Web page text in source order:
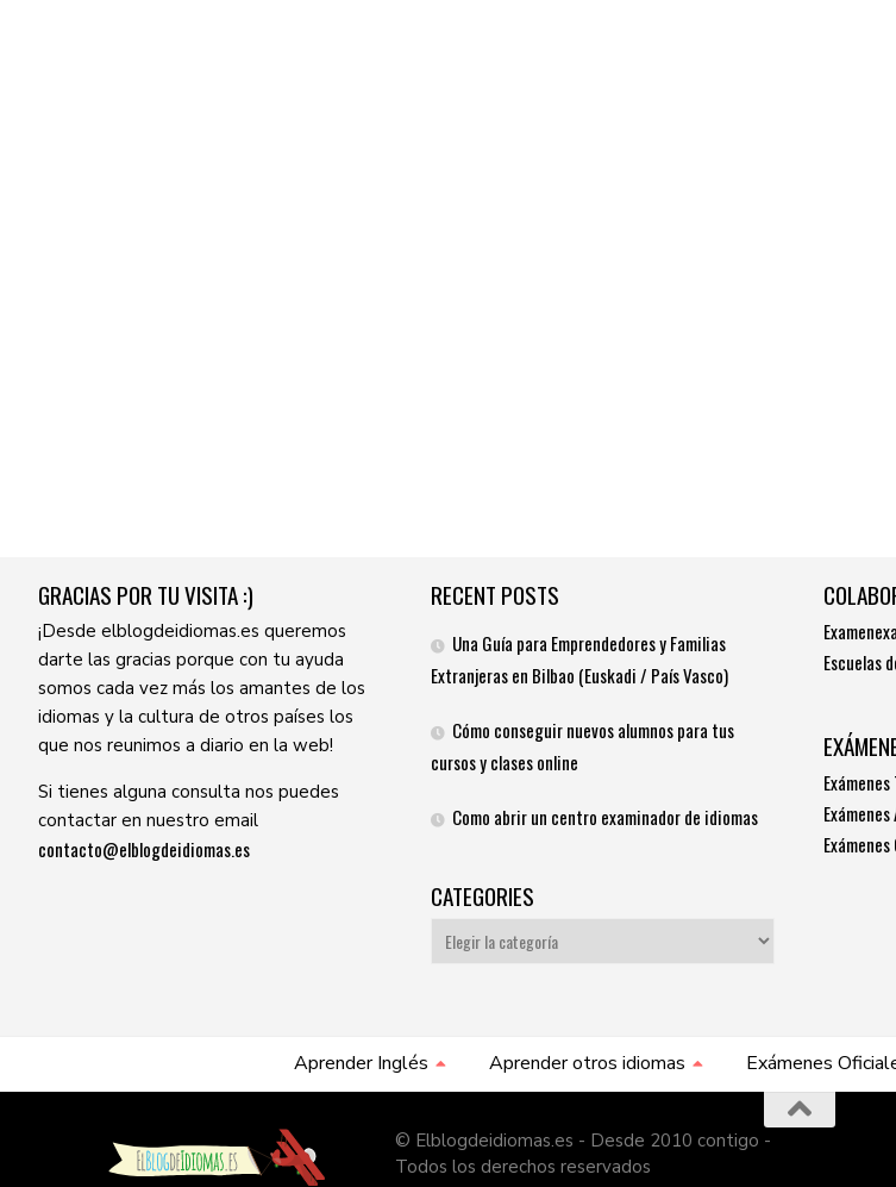
GRACIAS POR TU VISITA :)
¡Desde elblogdeidiomas.es queremos
darte las gracias porque con tu ayuda
somos cada vez más los amantes de los
idiomas y la cultura de otros países los
que nos reunimos a diario en la web!
Si tienes alguna consulta nos puedes
contactar en nuestro email
contacto@elblogdeidiomas.es
RECENT POSTS
Una Guía para Emprendedores y Familias
Extranjeras en Bilbao (Euskadi / País Vasco)
Cómo conseguir nuevos alumnos para tus
cursos y clases online
Como abrir un centro examinador de idiomas
CATEGORIES
Categories
Escuelas
Aprender Inglés Aprender otros idiomas Exámenes
© Elblogdeidiomas.es - Desde 2010 contigo -
Todos los derechos reservados